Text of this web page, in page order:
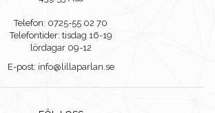
Telefon: 0725-55 02 70
Telefontider: tisdag 16-19
lördagar 09-12
E-post: info@lillaparlan.se